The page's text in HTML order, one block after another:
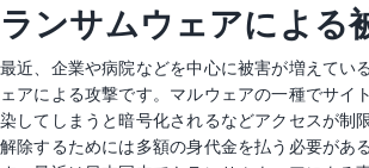
ランサムウェアによる
最近、企業や病院などを中心に被害が増えてい
ェアによる攻撃です。マルウェアの一種でサイ
染してしまうと暗号化されるなどアクセスが制
解除するためには多額の身代金を払う必要があ